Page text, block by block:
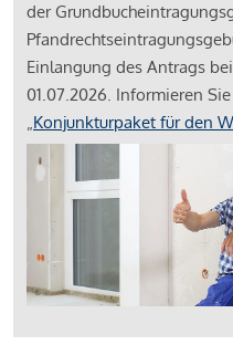
der
Einlangung des Antrags
01.07.2026. Informieren
„Konjunkturpaket für den